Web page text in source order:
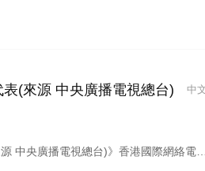
中
(來源 中央廣播電視總台)
電視總台)》香港國際網絡電視台/2026.07.16